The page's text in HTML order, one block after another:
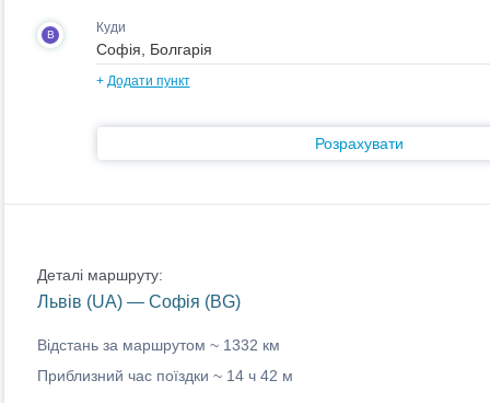
B Куди
+ Додати пункт
Розрахувати
Деталі маршруту:
Львів (UA) — Софія (BG)
Відстань за маршрутом ~ 1332 км
Приблизний час поїздки ~ 14 ч 42 м